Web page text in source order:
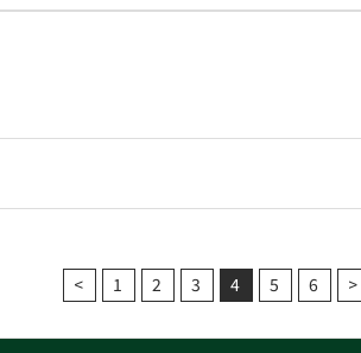
< 1 2 3 4 5 6 >